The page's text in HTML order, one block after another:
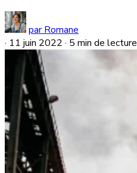
par Romane
· 11 juin 2022 · 5 min de lecture